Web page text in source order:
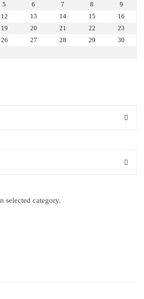
5 6 7 8
9
12 13 14 15
16
19 20 21 22
23
26 27 28 29
30
selected category.